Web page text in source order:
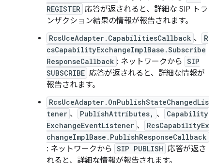
REGISTER 応答が返されると、詳細な SIP トラ
ンザクション結果の情報が報告されます。
RcsUceAdapter.CapabilitiesCallback 、
R
csCapabilityExchangeImplBase.Subscribe
ResponseCallback : ネットワークから SIP
SUBSCRIBE 応答が返されると、詳細な情報が
報告されます。
RcsUceAdapter.OnPublishStateChangedLis
tener 、 PublishAttributes, 、
Capability
ExchangeEventListener 、
RcsCapabilityEx
changeImplBase.PublishResponseCallback
: ネットワークから SIP PUBLISH 応答が返さ
れると、詳細な情報が報告されます。